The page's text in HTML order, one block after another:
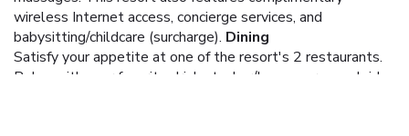
wireless Internet access, concierge services, and
babysitting/childcare (surcharge). Dining
Satisfy your appetite at one of the resort's 2 restaurants.
Relax with your favorite drink at a bar/lounge or a poolside